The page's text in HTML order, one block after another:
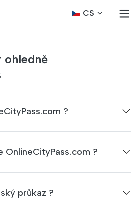
CS
ohledně
?
OnlineCityPass.com ?
průkaz ?